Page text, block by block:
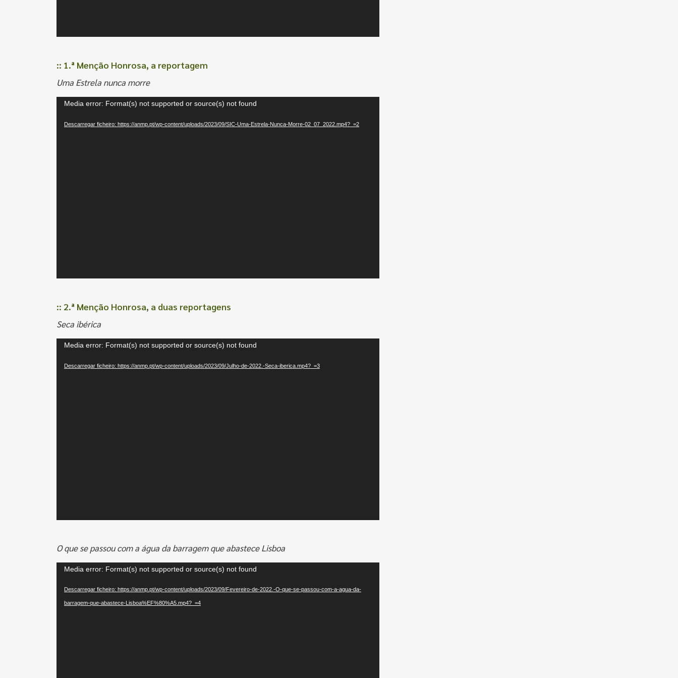
:: 1.ª Menção Honrosa, a reportagem
Uma Estrela nunca morre
Reprodutor
vídeo
Media error: Format(s) not supported or source(s) not found
Descarregar ficheiro: https://anmp.pt/wp-content/uploads/2023/09/SIC-Uma-Estrela-Nunca-Morre-02_07_2022.mp4?_=2
:: 2.ª Menção Honrosa, a duas reportagens
Seca ibérica
Reprodutor
vídeo
Media error: Format(s) not supported or source(s) not found
Descarregar ficheiro: https://anmp.pt/wp-content/uploads/2023/09/Julho-de-2022.-Seca-iberica.mp4?_=3
O que se passou com a água da barragem que abastece Lisboa
Reprodutor
vídeo
Media error: Format(s) not supported or source(s) not found
Descarregar ficheiro: https://anmp.pt/wp-content/uploads/2023/09/Fevereiro-de-2022.-O-que-se-passou-com-a-agua-da-
barragem-que-abastece-Lisboa%EF%80%A5.mp4?_=4